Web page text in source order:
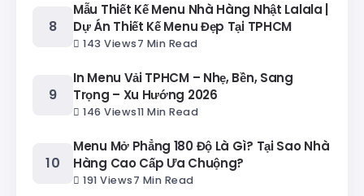
Mẫu Thiết Kế Menu Nhà Hàng Nhật Lalala |
Dự Án Thiết Kế Menu Đẹp Tại TPHCM
143 Views7 Min Read
In Menu Vải TPHCM – Nhẹ, Bền, Sang
Trọng – Xu Hướng 2026
146 Views11 Min Read
Menu Mở Phẳng 180 Độ Là Gì? Tại Sao Nhà
Hàng Cao Cấp Ưa Chuộng?
191 Views7 Min Read